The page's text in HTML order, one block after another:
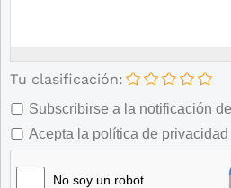
Tu clasificación:
Subscribirse a la notificación
Acepta la política de privacidad
No soy un robot